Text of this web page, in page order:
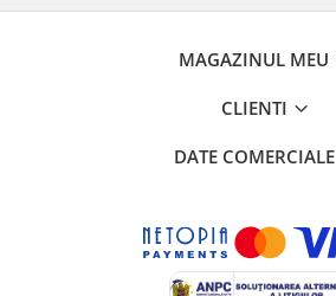
MAGAZINUL MEU
CLIENTI
DATE COMERCIALE